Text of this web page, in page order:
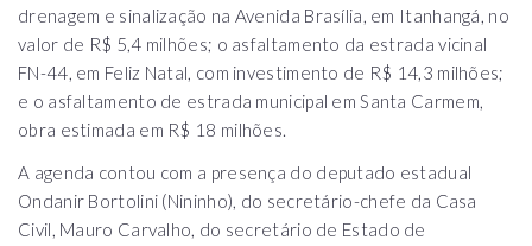
drenagem e sinalização na Avenida Brasília, em Itanhangá, no
valor de R$ 5,4 milhões; o asfaltamento da estrada vicinal
FN-44, em Feliz Natal, com investimento de R$ 14,3 milhões;
e o asfaltamento de estrada municipal em Santa Carmem,
obra estimada em R$ 18 milhões.
A agenda contou com a presença do deputado estadual
Ondanir Bortolini (Nininho), do secretário-chefe da Casa
Civil, Mauro Carvalho, do secretário de Estado de